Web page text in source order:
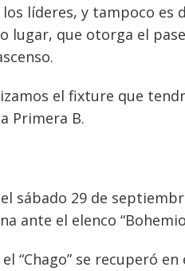
líderes, y tampoco es
lugar, que otorga el
el fixture que
Primera B.
sábado 29 de
ante el elenco
“Chago” se recuperó